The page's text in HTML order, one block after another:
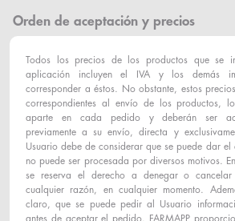
Orden de aceptación y precios
Todos los precios de los productos que se
aplicación incluyen el IVA y los demás
corresponder a éstos. No obstante, estos
correspondientes al envío de los productos,
aparte en cada pedido y deberán ser
previamente a su envío, directa y
Usuario debe de considerar que se puede dar
no puede ser procesada por diversos motivos.
se reserva el derecho a denegar o
cualquier razón, en cualquier momento.
claro, que se puede pedir al Usuario
antes de aceptar el pedido. FARMAPP